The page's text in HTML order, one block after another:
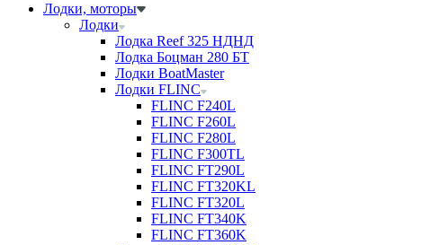
Лодки, моторы
Лодки
Лодка Reef 325 НДНД
Лодка Боцман 280 БТ
Лодки BoatMaster
Лодки FLINC
FLINC F240L
FLINC F260L
FLINC F280L
FLINC F300TL
FLINC FT290L
FLINC FT320KL
FLINC FT320L
FLINC FT340K
FLINC FT360K